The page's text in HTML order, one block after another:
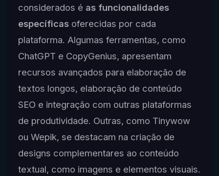
considerados é as funcionalidades
específicasoferecidas por cada
plataforma. Algumas ferramentas, como
ChatGPT e CopyGenius, apresentam
recursos avançados para elaboração de
textos longos, elaboração de conteúdo
SEO e integração com outras plataformas
de produtividade. Outras, como Tinywow
ou Wepik, se destacam na criação de
designs complementares ao conteúdo
textual, como imagens e elementos visuais.